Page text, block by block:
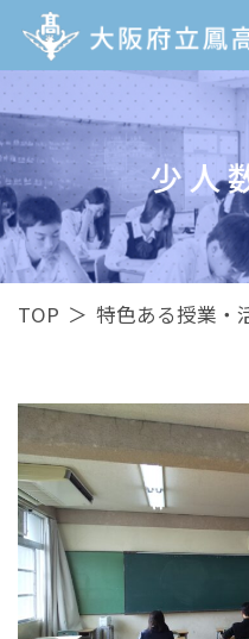
少人
TOP ＞ 特色ある授業・